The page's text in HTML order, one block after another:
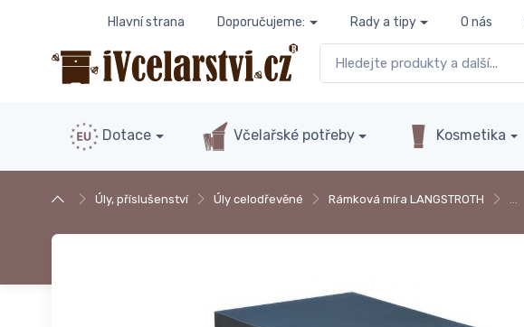
Hlavní strana Doporučujeme: Rady a tipy O nás
Dotace Včelařské potřeby Kosmetika
Úly, příslušenství Úly celodřevěné Rámková míra LANGSTROTH …